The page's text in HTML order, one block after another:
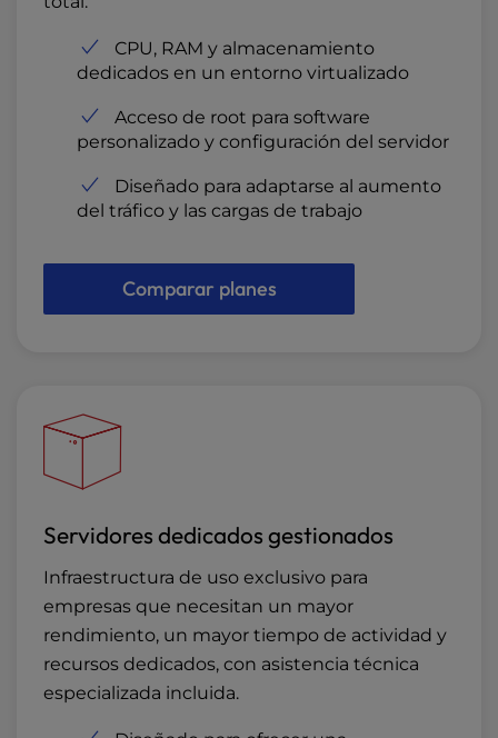
CPU, RAM y almacenamiento
dedicados en un entorno virtualizado
Acceso de root para software
personalizado y configuración del servidor
Diseñado para adaptarse al aumento
del tráfico y las cargas de trabajo
Comparar planes
Servidores dedicados gestionados
Infraestructura de uso exclusivo para
empresas que necesitan un mayor
rendimiento, un mayor tiempo de actividad y
recursos dedicados, con asistencia técnica
especializada incluida.